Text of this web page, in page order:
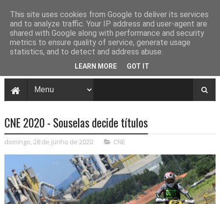
CNE 2020 - Souselas decide títulos
domingo, 28 de junho de 2020 CNE
This site uses cookies from Google to deliver its services
and to analyze traffic. Your IP address and user-agent are
shared with Google along with performance and security
metrics to ensure quality of service, generate usage
statistics, and to detect and address abuse.
LEARN MORE GOT IT